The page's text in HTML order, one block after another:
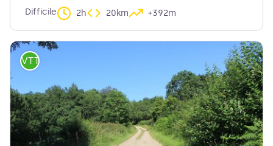
Difficile 2h 20km +392m
VTT